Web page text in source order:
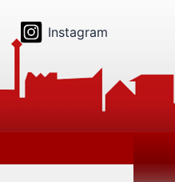
Instagram